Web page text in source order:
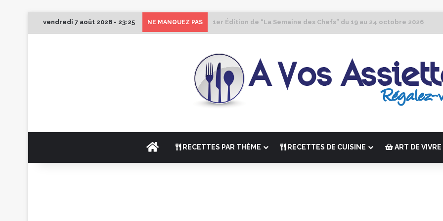
vendredi 7 août 2026 - 23:25 NE MANQUEZ PAS 1er Édition de “La Semaine des Chefs” du 19 au 24 octobre 2026
ACCUEILRECETTES PAR THÈME RECETTES DE CUISINE ART DE VIVRE